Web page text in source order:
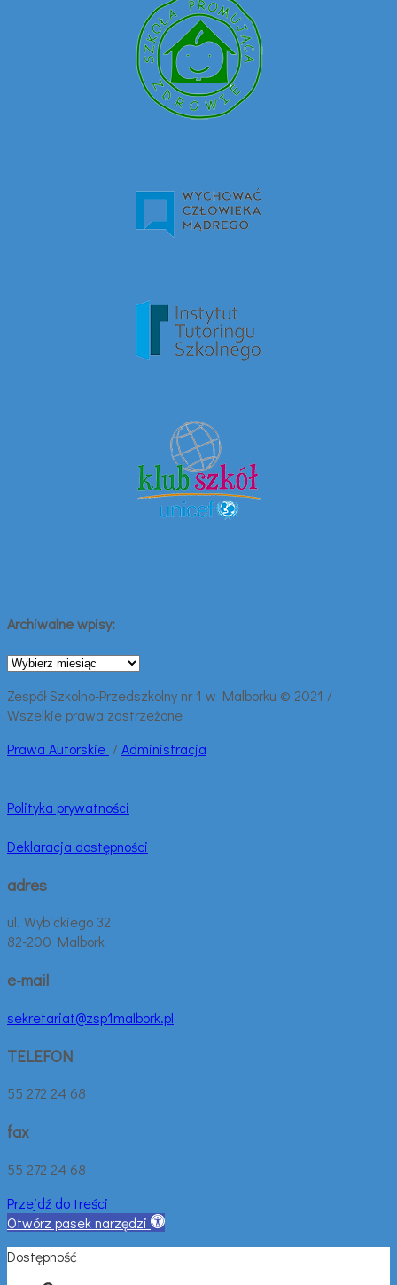
Archiwalne wpisy:
Archiwalne
Zespół Szkolno-Przedszkolny nr 1 w Malborku © 2021 /
Wszelkie prawa zastrzeżone
Prawa Autorskie /Administracja
Polityka prywatności
Deklaracja dostępności
adres
ul. Wybickiego 32
82-200 Malbork
e-mail
sekretariat@zsp1malbork.pl
TELEFON
55 272 24 68
fax
55 272 24 68
Przejdź do treści
Otwórz pasek narzędzi
Dostępność